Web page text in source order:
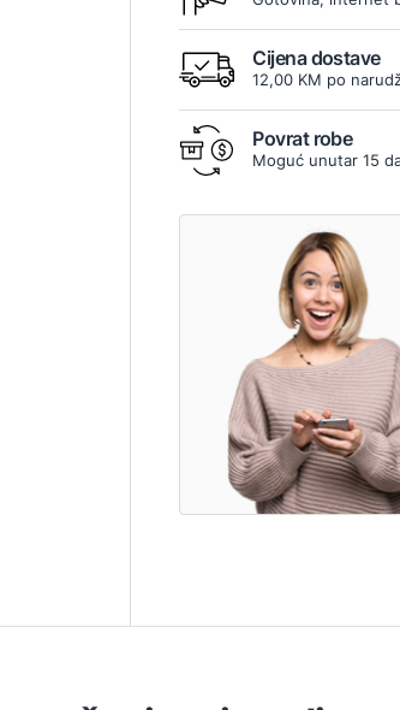
Cijena dostave
12,00 KM po
Povrat robe
Moguć unutar 15